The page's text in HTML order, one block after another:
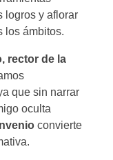
logros y aflorar
los ámbitos.
rector de la
que sin narrar
oculta
convierte